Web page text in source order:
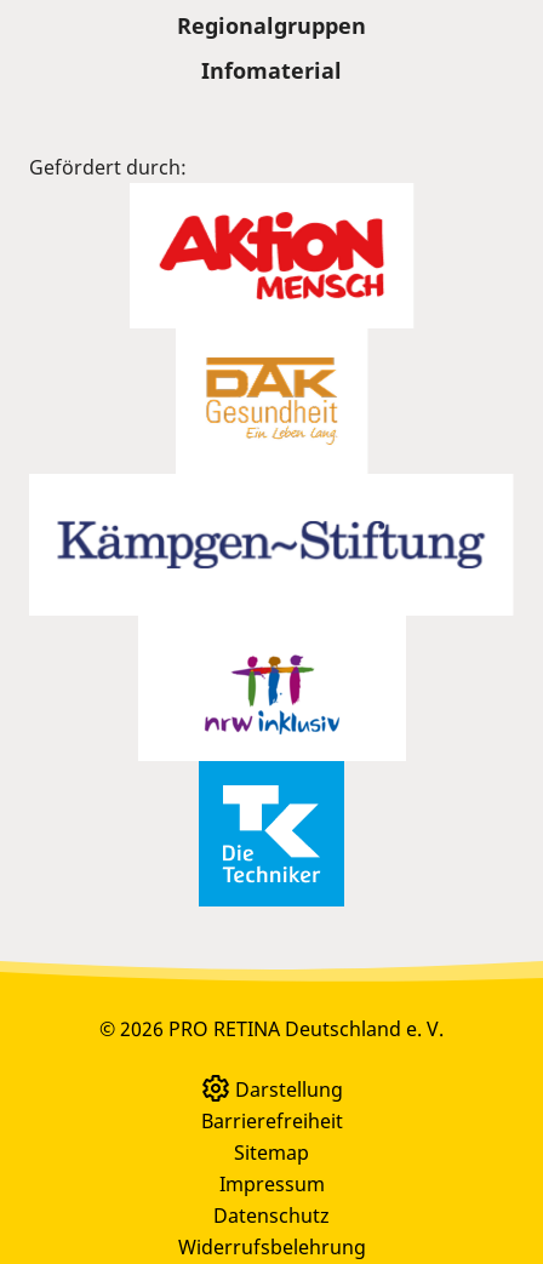
Regionalgruppen
Infomaterial
Gefördert durch:
© 2026 PRO RETINA Deutschland e. V.
Darstellung
Barrierefreiheit
Sitemap
Impressum
Datenschutz
Widerrufsbelehrung